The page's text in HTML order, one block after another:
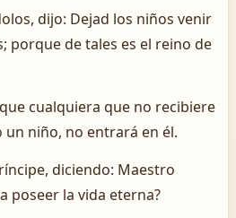
dijo: Dejad los niños venir
porque de tales es el reino de
cualquiera que no recibiere
niño, no entrará en él.
diciendo: Maestro
poseer la vida eterna?